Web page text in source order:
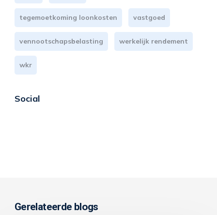
tegemoetkoming loonkosten vastgoed
vennootschapsbelasting werkelijk rendement
wkr
Social
Gerelateerde blogs